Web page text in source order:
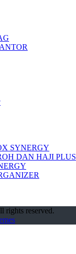
SYNERGY
DAN HAJI PLUS
rights reserved.